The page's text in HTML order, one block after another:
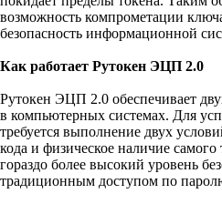
возможность компрометации
безопасность информационной
Как работает Рутокен ЭЦП 2.0
Рутокен ЭЦП 2.0 обеспечивает
в компьютерных системах. Для
требуется выполнение двух
кода и физическое наличие самого
гораздо более высокий уровень
традиционным доступом по